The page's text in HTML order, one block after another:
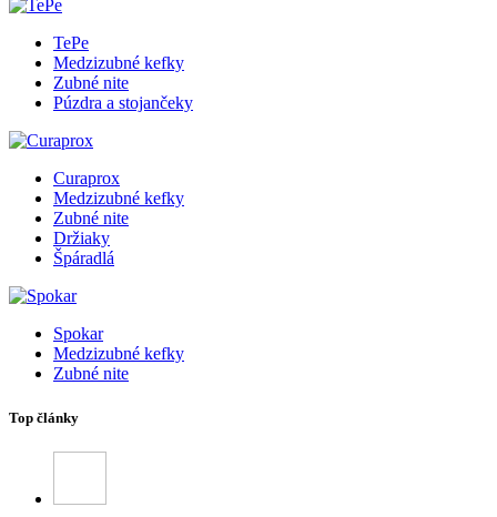
TePe
Medzizubné kefky
Zubné nite
Púzdra a stojančeky
Curaprox
Medzizubné kefky
Zubné nite
Držiaky
Špáradlá
Spokar
Medzizubné kefky
Zubné nite
Top články